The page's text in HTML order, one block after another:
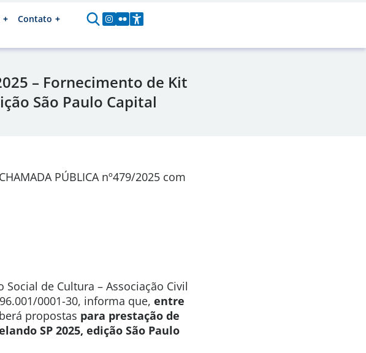
Contato
– Fornecimento de Kit
São Paulo Capital
PÚBLICA nº479/2025 com
de Cultura – Associação Civil
0001-30, informa que, entre
propostas para prestação de
SP 2025, edição São Paulo